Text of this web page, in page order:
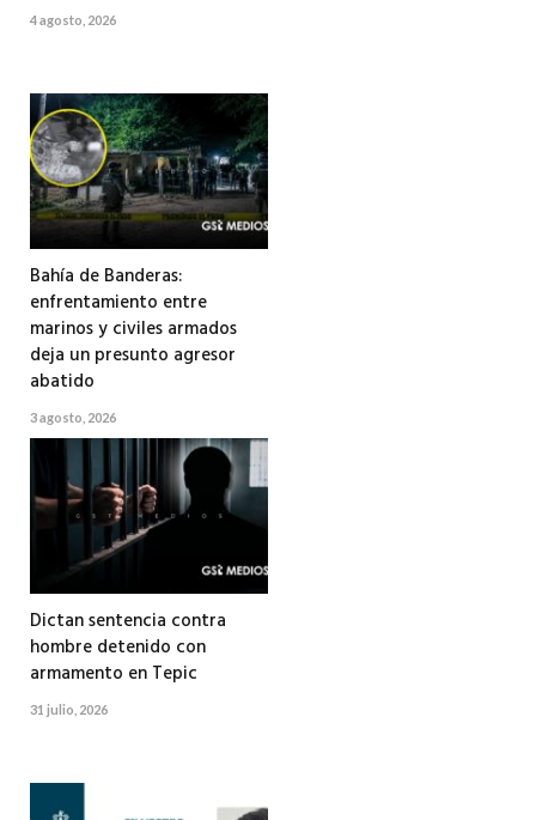
4 agosto, 2026
Bahía de Banderas:
enfrentamiento entre
marinos y civiles armados
deja un presunto agresor
abatido
3 agosto, 2026
Dictan sentencia contra
hombre detenido con
armamento en Tepic
31 julio, 2026